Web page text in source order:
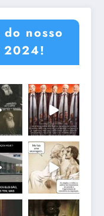
do nosso
2024!